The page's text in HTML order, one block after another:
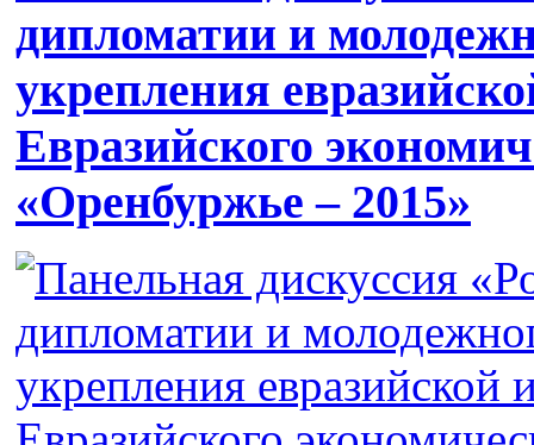
дипломатии и
укрепления
Евразийского
«Оренбуржье – 2015»